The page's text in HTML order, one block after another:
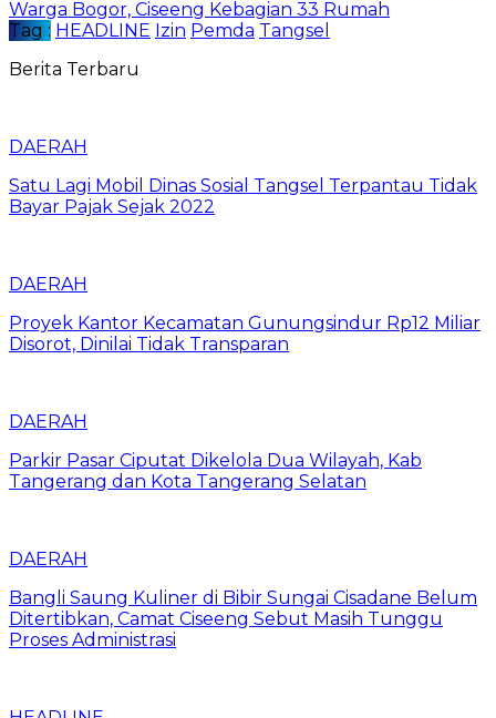
Warga Bogor, Ciseeng Kebagian 33 Rumah
Tag : HEADLINE Izin Pemda Tangsel
Berita Terbaru
DAERAH
Satu Lagi Mobil Dinas Sosial Tangsel Terpantau Tidak
Bayar Pajak Sejak 2022
DAERAH
Proyek Kantor Kecamatan Gunungsindur Rp12 Miliar
Disorot, Dinilai Tidak Transparan
DAERAH
Parkir Pasar Ciputat Dikelola Dua Wilayah, Kab
Tangerang dan Kota Tangerang Selatan
DAERAH
Bangli Saung Kuliner di Bibir Sungai Cisadane Belum
Ditertibkan, Camat Ciseeng Sebut Masih Tunggu
Proses Administrasi